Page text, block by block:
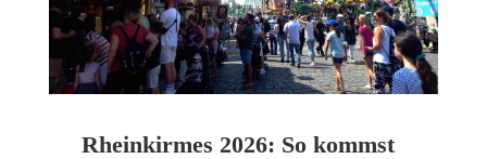
Rheinkirmes 2026: So kommst